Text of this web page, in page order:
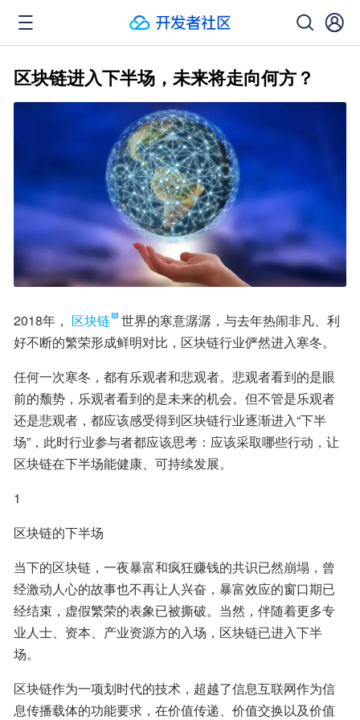
区块链进入下半场，未来将走向何方？
2018年， 区块链
世界的寒意潺潺，与去年热闹非凡、利
好不断的繁荣形成鲜明对比，区块链行业俨然进入寒冬。
任何一次寒冬，都有乐观者和悲观者。悲观者看到的是眼
前的颓势，乐观者看到的是未来的机会。但不管是乐观者
还是悲观者，都应该感受得到区块链行业逐渐进入“下半
场”，此时行业参与者都应该思考：应该采取哪些行动，让
区块链在下半场能健康、可持续发展。
1
区块链的下半场
当下的区块链，一夜暴富和疯狂赚钱的共识已然崩塌，曾
经激动人心的故事也不再让人兴奋，暴富效应的窗口期已
经结束，虚假繁荣的表象已被撕破。当然，伴随着更多专
业人士、资本、产业资源方的入场，区块链已进入下半
场。
区块链作为一项划时代的技术，超越了信息互联网作为信
息传播载体的功能要求，在价值传递、价值交换以及价值